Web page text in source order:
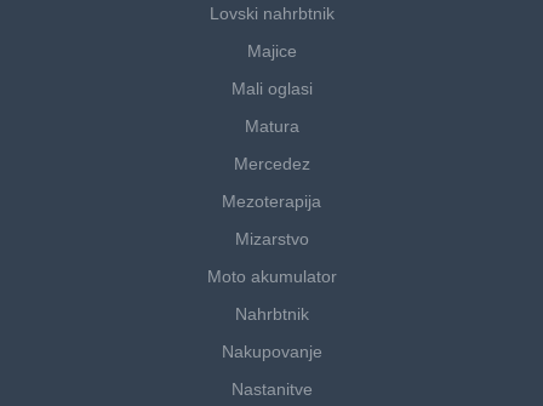
Lovski nahrbtnik
Majice
Mali oglasi
Matura
Mercedez
Mezoterapija
Mizarstvo
Moto akumulator
Nahrbtnik
Nakupovanje
Nastanitve